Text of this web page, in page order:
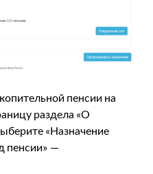
пенсии на
раздела «О
«Назначение
пенсии» —